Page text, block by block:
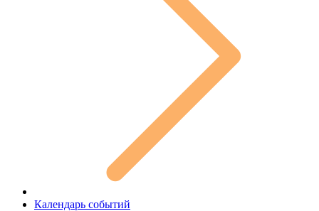
Календарь событий